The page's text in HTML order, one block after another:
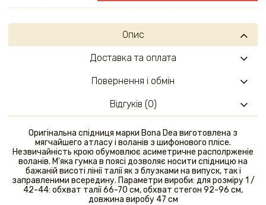
Опис
Оригінальна спідниця марки Bona Dea виготовлена ​​з
мягчайшего атласу і воланів з шифонового плісе.
Незвичайність крою обумовлює асиметричне располрженіе
воланів. М'яка гумка в поясі дозволяє носити спідницю на
бажаній висоті лінії талії як з блузками на випуск, так і
заправленими всередину. Параметри вироби: для розміру 1 /
42-44: обхват талії 66-70 см, обхват стегон 92-96 см,
довжина виробу 47 см
Доставка та оплата
Повернення і обмін
Відгуків (0)